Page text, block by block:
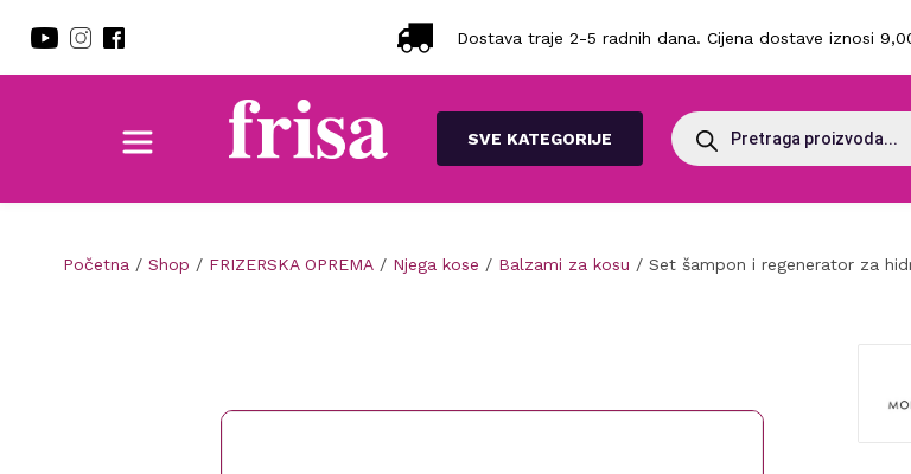
Dostava traje 2-5 radnih dana. Cijena dostave iznosi
SVE KATEGORIJE
Products
search
Početna / Shop / FRIZERSKA OPREMA / Njega kose / Balzami za kosu / Set šampon i regenerator za